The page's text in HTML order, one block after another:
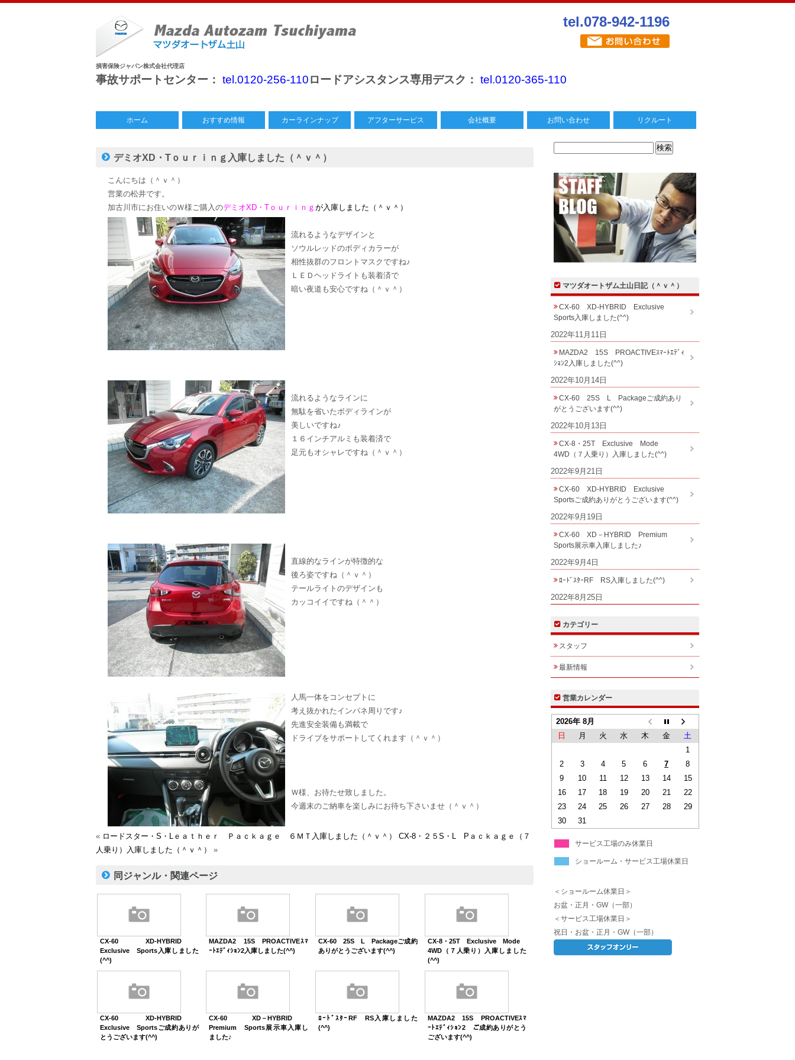
tel.078-942-1196
損害保険ジャパン株式会社代理店
事故サポートセンター： tel.0120-256-110ロードアシスタンス専用デスク： tel.0120-365-110
ホーム おすすめ情報 カーラインナップ アフターサービス 会社概要 お問い合わせ リクルート
デミオXD・Tｏｕｒｉｎｇ入庫しました（＾ｖ＾）
こんにちは（＾ｖ＾）
営業の松井です。
加古川市にお住いのＷ様ご購入のデミオXD・Tｏｕｒｉｎｇ が入庫しました（＾ｖ＾）
流れるようなデザインと
ソウルレッドのボディカラーが
相性抜群のフロントマスクですね♪
ＬＥＤヘッドライトも装着済で
暗い夜道も安心ですね（＾ｖ＾）
流れるようなラインに
無駄を省いたボディラインが
美しいですね♪
１６インチアルミも装着済で
足元もオシャレですね（＾ｖ＾）
直線的なラインが特徴的な
後ろ姿ですね（＾ｖ＾）
テールライトのデザインも
カッコイイですね（＾＾）
人馬一体をコンセプトに
考え抜かれたインパネ周りです♪
先進安全装備も満載で
ドライブをサポートしてくれます（＾ｖ＾）
Ｗ様、お待たせ致しました。
今週末のご納車を楽しみにお待ち下さいませ（＾ｖ＾）
« ロードスター・S・Lｅａｔｈｅｒ Ｐａｃｋａｇｅ ６ＭＴ入庫しました（＾ｖ＾）
CX-8・２５S・L Pａｃｋａｇｅ（７
人乗り）入庫しました（＾ｖ＾）
»
同ジャンル・関連ページ
CX-60 XD-HYBRID
Exclusive Sports入庫しました
(^^)
MAZDA2 15S PROACTIVEｽﾏ
ｰﾄｴﾃﾞｨｼｮﾝ2入庫しました(^^)
CX-60 25S L Packageご成約
ありがとうございます(^^)
CX-8・25T Exclusive Mode
4WD（７人乗り）入庫しました
(^^)
CX-60 XD-HYBRID
Exclusive Sportsご成約ありが
とうございます(^^)
CX-60 XD－HYBRID
Premium Sports展示車入庫し
ました♪
ﾛｰﾄﾞｽﾀｰRF RS入庫しました
(^^)
MAZDA2 15S PROACTIVEｽﾏ
ｰﾄｴﾃﾞｨｼｮﾝ2 ご成約ありがとう
ございます(^^)
マツダオートザム土山日記（＾ｖ＾）
CX-60 XD-HYBRID Exclusive
Sports入庫しました(^^)
2022年11月11日
MAZDA2 15S PROACTIVEｽﾏｰﾄｴﾃﾞｨ
ｼｮﾝ2入庫しました(^^)
2022年10月14日
CX-60 25S L Packageご成約あり
がとうございます(^^)
2022年10月13日
CX-8・25T Exclusive Mode
4WD（７人乗り）入庫しました(^^)
2022年9月21日
CX-60 XD-HYBRID Exclusive
Sportsご成約ありがとうございます(^^)
2022年9月19日
CX-60 XD－HYBRID Premium
Sports展示車入庫しました♪
2022年9月4日
ﾛｰﾄﾞｽﾀｰRF RS入庫しました(^^)
2022年8月25日
カテゴリー
スタッフ
最新情報
営業カレンダー
2026年 8月
日
月 火 水 木 金
土
1
2
3 4 5 6 7
8
9
10 11 12 13 14
15
16
17 18 19 20 21
22
23
24 25 26 27 28
29
30
31
サービス工場のみ休業日
ショールーム・サービス工場休業日
＜ショールーム休業日＞
お盆・正月・GW（一部）
＜サービス工場休業日＞
祝日・お盆・正月・GW（一部）